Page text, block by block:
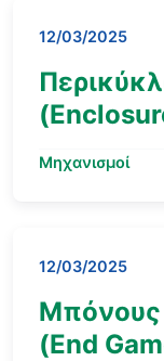
12/03/2025
Μηχανισμοί
12/03/2025
Μπόνους
(End